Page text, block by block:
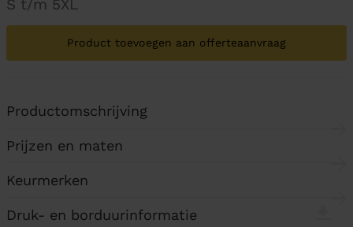
S t/m 5XL
Product toevoegen aan offerteaanvraag
Productomschrijving
Prijzen en maten
Keurmerken
Druk- en borduurinformatie